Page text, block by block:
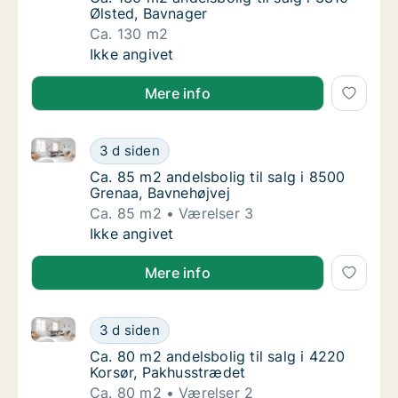
Ølsted, Bavnager
Ca. 130 m2
Ca. 130 m2 andelsbolig til salg i 3310
Ikke angivet
Mere info
Ca. 85 m2 andelsbolig til salg i 8500
3 d siden
Ca. 85 m2 andelsbolig til salg i 8500 Grenaa,
Ca. 85 m2 andelsbolig til salg i 8500
Ca. 85 m2 andelsbolig til salg i 8500
Grenaa, Bavnehøjvej
Ca. 85 m2
Værelser 3
Ca. 85 m2 andelsbolig til salg i 8500
Ikke angivet
Mere info
Ca. 80 m2 andelsbolig til salg i 4220
3 d siden
Ca. 80 m2 andelsbolig til salg i 4220 Korsør,
Ca. 80 m2 andelsbolig til salg i 4220
Ca. 80 m2 andelsbolig til salg i 4220
Korsør, Pakhusstrædet
Ca. 80 m2
Værelser 2